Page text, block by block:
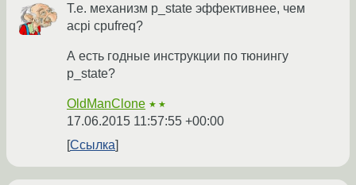
Т.е. механизм p_state эффективнее, чем
acpi cpufreq?
А есть годные инструкции по тюнингу
p_state?
OldManClone ★★
17.06.2015 11:57:55 +00:00
Ссылка